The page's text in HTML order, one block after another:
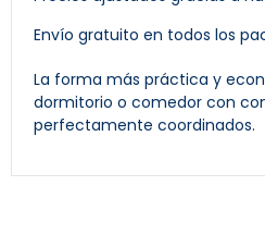
Envío gratuito en todos los
La forma más práctica y
dormitorio o comedor con
perfectamente coordinados.